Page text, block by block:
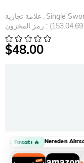
علامة تجارية : Single
رمز المخزون
$48.00
Fırsatı 🔥 Nereden